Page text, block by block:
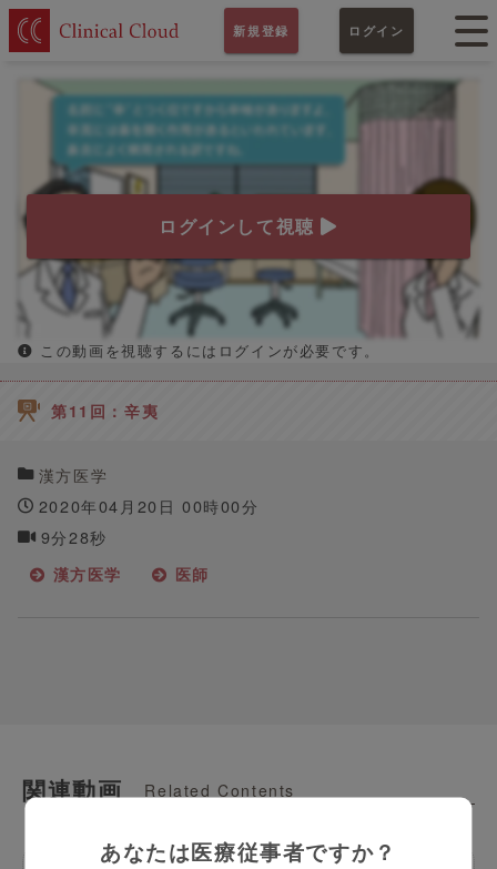
新規登録 ログイン
ログインして視聴
この動画を視聴するにはログインが必要です。
第11回：辛夷
漢方医学
2020年04月20日 00時00分
9分28秒
漢方医学 医師
関連動画 Related Contents
あなたは医療従事者ですか？